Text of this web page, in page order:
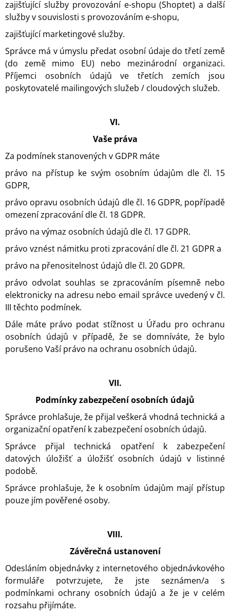
zajišťující služby provozování e-shopu (Shoptet) a další
služby v souvislosti s provozováním e-shopu,
zajišťující marketingové služby.
Správce má v úmyslu předat osobní údaje do třetí země
(do země mimo EU) nebo mezinárodní organizaci.
Příjemci osobních údajů ve třetích zemích jsou
poskytovatelé mailingových služeb / cloudových služeb.
VI.
Vaše práva
Za podmínek stanovených v GDPR máte
právo na přístup ke svým osobním údajům dle čl. 15
GDPR,
právo opravu osobních údajů dle čl. 16 GDPR, popřípadě
omezení zpracování dle čl. 18 GDPR.
právo na výmaz osobních údajů dle čl. 17 GDPR.
právo vznést námitku proti zpracování dle čl. 21 GDPR a
právo na přenositelnost údajů dle čl. 20 GDPR.
právo odvolat souhlas se zpracováním písemně nebo
elektronicky na adresu nebo email správce uvedený v čl.
III těchto podmínek.
Dále máte právo podat stížnost u Úřadu pro ochranu
osobních údajů v případě, že se domníváte, že bylo
porušeno Vaší právo na ochranu osobních údajů.
VII.
Podmínky zabezpečení osobních údajů
Správce prohlašuje, že přijal veškerá vhodná technická a
organizační opatření k zabezpečení osobních údajů.
Správce přijal technická opatření k zabezpečení
datových úložišť a úložišť osobních údajů v listinné
podobě.
Správce prohlašuje, že k osobním údajům mají přístup
pouze jím pověřené osoby.
VIII.
Závěrečná ustanovení
Odesláním objednávky z internetového objednávkového
formuláře potvrzujete, že jste seznámen/a s
podmínkami ochrany osobních údajů a že je v celém
rozsahu přijímáte.